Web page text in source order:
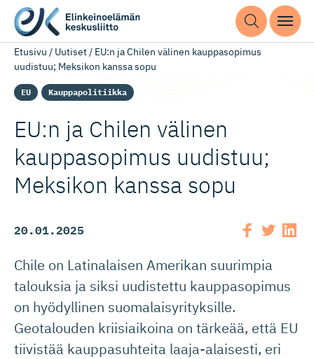
Etusivu / Uutiset/ EU:n ja Chilen välinen kauppasopimus
uudistuu; Meksikon kanssa sopu
EU Kauppapolitiikka
EU:n ja Chilen välinen
kauppasopimus uudistuu;
Meksikon kanssa sopu
20.01.2025
Chile on Latinalaisen Amerikan suurimpia
talouksia ja siksi uudistettu kauppasopimus
on hyödyllinen suomalaisyrityksille.
Geotalouden kriisiaikoina on tärkeää, että EU
tiivistää kauppasuhteita laaja-alaisesti, eri